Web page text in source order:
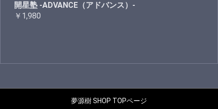
開星塾 -ADVANCE（アドバンス）-
￥1,980
夢源樹 SHOP TOPページ